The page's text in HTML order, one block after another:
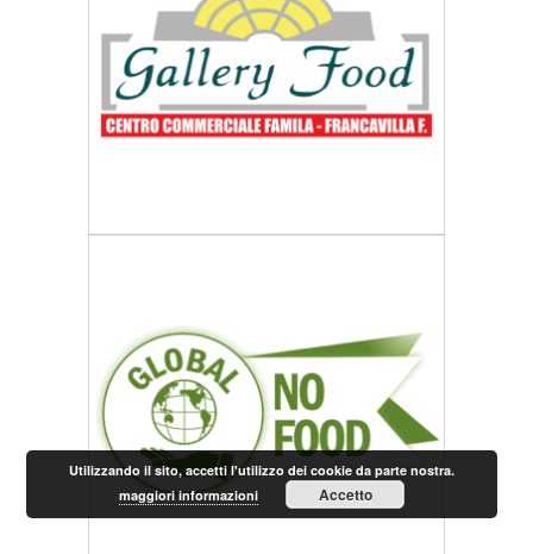
Utilizzando il sito, accetti l'utilizzo dei cookie da parte nostra.
maggiori informazioni
Accetto